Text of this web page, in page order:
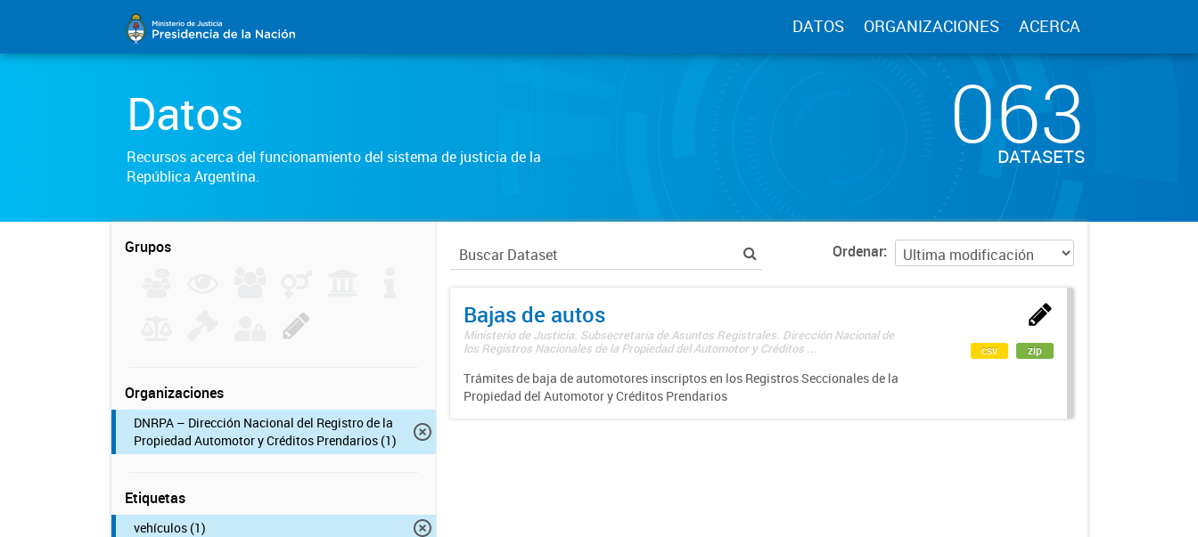
DATOS ORGANIZACIONES ACERCA
Datos
Recursos acerca del funcionamiento del sistema de justicia de la
República Argentina.
063
DATASETS
Grupos
Organizaciones
DNRPA – Dirección Nacional del Registro de la
Propiedad Automotor y Créditos Prendarios (1)
Etiquetas
vehículos (1)
Ordenar
Bajas de autos
Ministerio de Justicia. Subsecretaría de Asuntos Registrales. Dirección Nacional de
los Registros Nacionales de la Propiedad del Automotor y Créditos ...
Trámites de baja de automotores inscriptos en los Registros Seccionales de la
Propiedad del Automotor y Créditos Prendarios
csv zip